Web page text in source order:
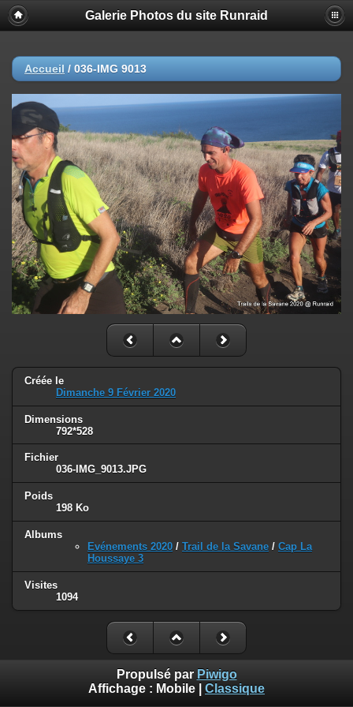
Galerie Photos du site Runraid
Accueil / 036-IMG 9013
Créée le
Dimanche 9 Février 2020
Dimensions
792*528
Fichier
036-IMG_9013.JPG
Poids
198 Ko
Albums
Evénements 2020 / Trail de la Savane / Cap La
Houssaye 3
Visites
1094
Propulsé par Piwigo
Affichage : Mobile Classique